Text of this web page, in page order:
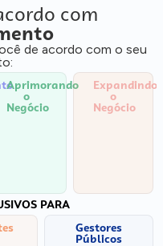
com
de acordo com o seu
Aprimorando
o
Negócio
Expandindo
o
Negócio
PARA
Gestores
Públicos